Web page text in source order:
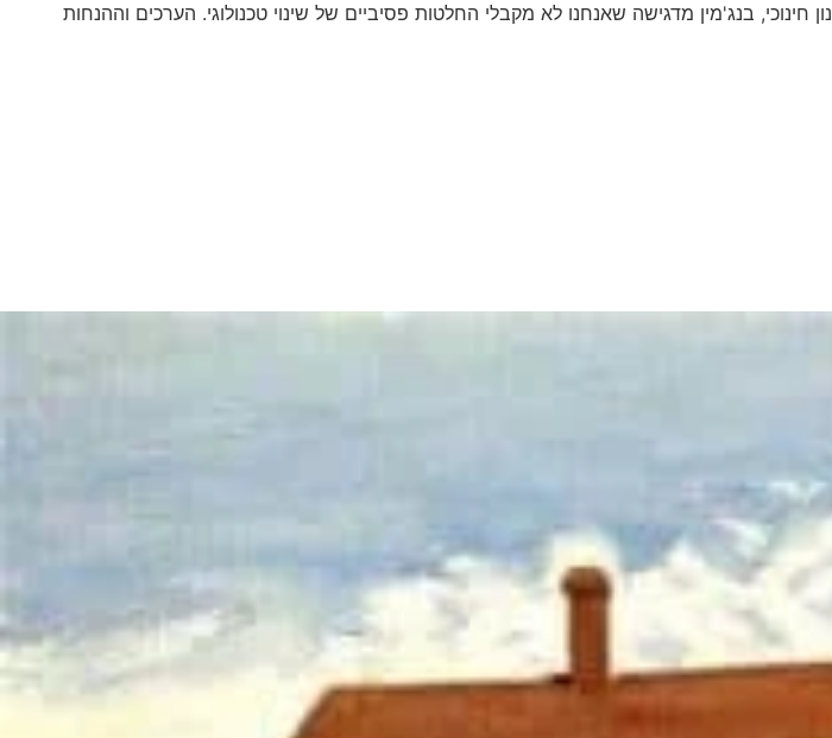
חינוכי, בנג'מין מדגישה שאנחנו לא מקבלי החלטות פסיביים של שינוי טכנולוגי. הערכים וההנחות